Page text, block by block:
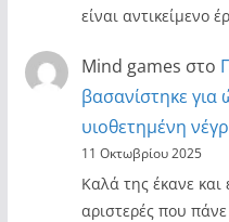
είναι αντικείμενο
Mind games στο
βασανίστηκε για
υιοθετημένη
11 Οκτωβρίου 2025
Καλά της έκανε
αριστερές που